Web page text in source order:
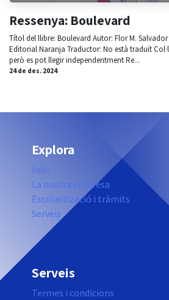
Ressenya: Boulevard
Títol del llibre: Boulevard Autor: Flor M.
Editorial Naranja Traductor: No està traduït
però es pot llegir independentment Re...
24 de des. 2024
Explora
Inici
La nostra empresa
Escolarització i tràmits
Serveis
Serveis
Termes i condicions